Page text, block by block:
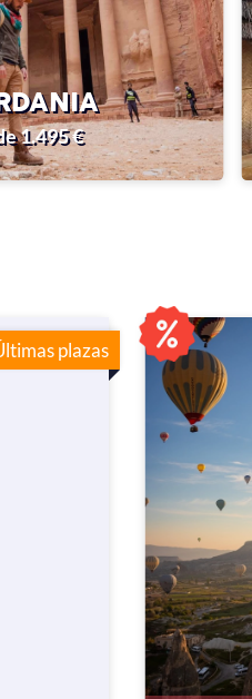
1.495 €
plazas